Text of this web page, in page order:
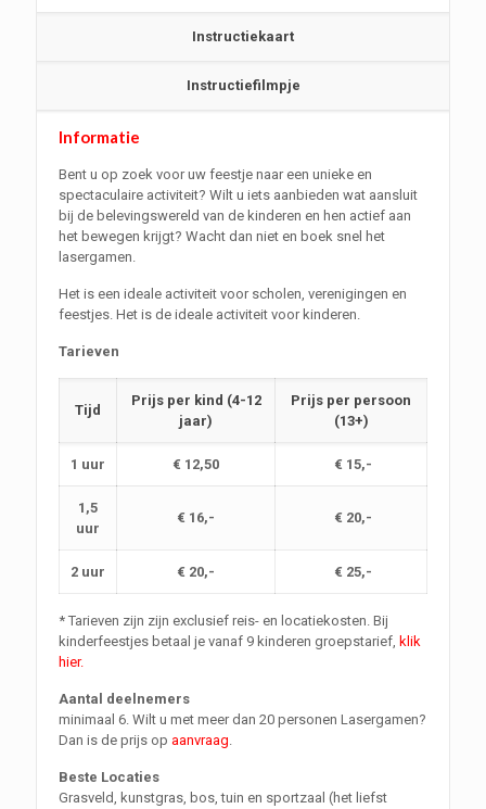
Instructiekaart
Instructiefilmpje
Informatie
Bent u op zoek voor uw feestje naar een unieke en
spectaculaire activiteit? Wilt u iets aanbieden wat aansluit
bij de belevingswereld van de kinderen en hen actief aan
het bewegen krijgt? Wacht dan niet en boek snel het
lasergamen.
Het is een ideale activiteit voor scholen, verenigingen en
feestjes. Het is de ideale activiteit voor kinderen.
Tarieven
Tijd
Prijs per kind (4-12
jaar)
Prijs per persoon
(13+)
1 uur € 12,50 € 15,-
1,5
uur
€ 16,- € 20,-
2 uur € 20,- € 25,-
* Tarieven zijn zijn exclusief reis- en locatiekosten. Bij
kinderfeestjes betaal je vanaf 9 kinderen groepstarief, klik
hier.
Aantal deelnemers
minimaal 6. Wilt u met meer dan 20 personen Lasergamen?
Dan is de prijs op aanvraag.
Beste Locaties
Grasveld, kunstgras, bos, tuin en sportzaal (het liefst